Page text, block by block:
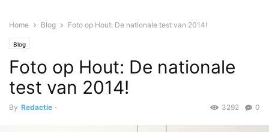
Home Blog Foto op Hout: De nationale test van 2014!
Blog
Foto op Hout: De nationale
test van 2014!
By Redactie - 0
3292